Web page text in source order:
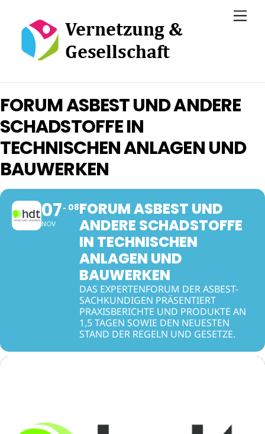
content
FORUM ASBEST UND ANDERE
SCHADSTOFFE IN
TECHNISCHEN ANLAGEN UND
BAUWERKEN
07
NOV
08FORUM ASBEST UND
ANDERE SCHADSTOFFE
IN TECHNISCHEN
ANLAGEN UND
BAUWERKEN
DAS EXPERTENFORUM DER ASBEST-
SACHKUNDIGEN PRÄSENTIERT
PRAXISBERICHTE UND PRODUKTE AN
1,5 TAGEN SOWIE DEN NEUESTEN
STAND DER REGELN UND GESETZE.